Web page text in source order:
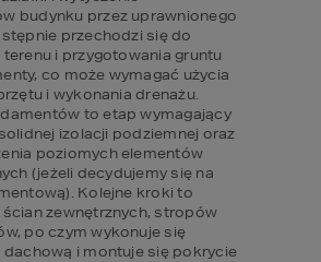
budynku przez uprawnionego
przechodzi się do
i przygotowania gruntu
co może wymagać użycia
i wykonania drenażu.
to etap wymagający
izolacji podziemnej oraz
poziomych elementów
(jeżeli decydujemy się na
Kolejne kroki to
zewnętrznych, stropów
po czym wykonuje się
i montuje się pokrycie